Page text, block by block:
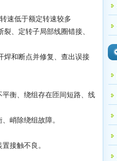
速低于额定转速较多
、定转子局部线圈错接、
和断点并修复、查出误接
衡、绕组存在匝间短路、线
峭除绕组故障。
置接触不良。